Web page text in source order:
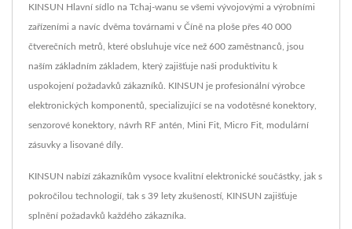
KINSUN Hlavní sídlo na Tchaj-wanu se všemi vývojovými a výrobními
zařízeními a navíc dvěma továrnami v Číně na ploše přes 40 000
čtverečních metrů, které obsluhuje více než 600 zaměstnanců, jsou
naším základním základem, který zajišťuje naši produktivitu k
uspokojení požadavků zákazníků. KINSUN je profesionální výrobce
elektronických komponentů, specializující se na vodotěsné konektory,
senzorové konektory, návrh RF antén, Mini Fit, Micro Fit, modulární
zásuvky a lisované díly.
KINSUN nabízí zákazníkům vysoce kvalitní elektronické součástky, jak s
pokročilou technologií, tak s 39 lety zkušeností, KINSUN zajišťuje
splnění požadavků každého zákazníka.